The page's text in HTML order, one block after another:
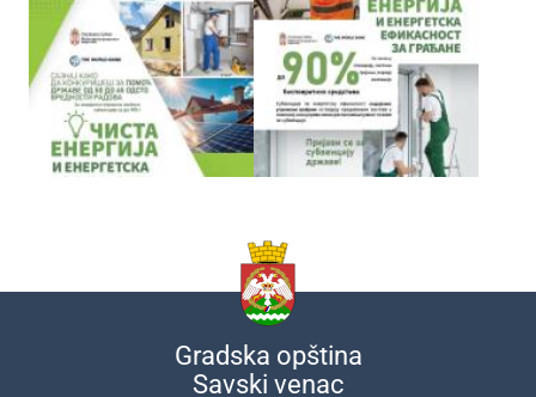
Gradska opština
Savski venac